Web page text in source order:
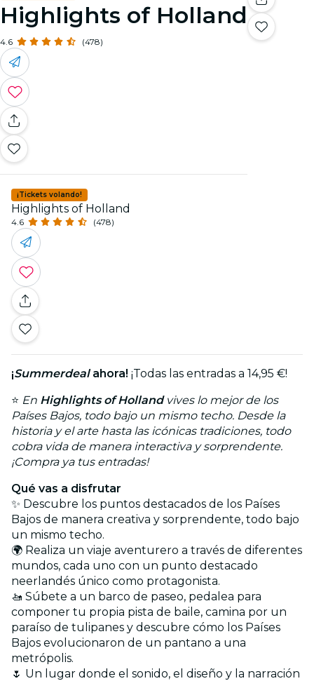
Highlights of Holland
4.6 (478)
¡Tickets volando!
Highlights of Holland
4.6 (478)
¡Summerdealahora! ¡Todas las entradas a 14,95 €!
⭐ En Highlights of Hollandvives lo mejor de los
Países Bajos, todo bajo un mismo techo. Desde la
historia y el arte hasta las icónicas tradiciones, todo
cobra vida de manera interactiva y sorprendente.
¡Compra ya tus entradas!
Qué vas a disfrutar
✨ Descubre los puntos destacados de los Países
Bajos de manera creativa y sorprendente, todo bajo
un mismo techo.
🌍 Realiza un viaje aventurero a través de diferentes
mundos, cada uno con un punto destacado
neerlandés único como protagonista.
🚤 Súbete a un barco de paseo, pedalea para
componer tu propia pista de baile, camina por un
paraíso de tulipanes y descubre cómo los Países
Bajos evolucionaron de un pantano a una
metrópolis.
🌷 Un lugar donde el sonido, el diseño y la narración